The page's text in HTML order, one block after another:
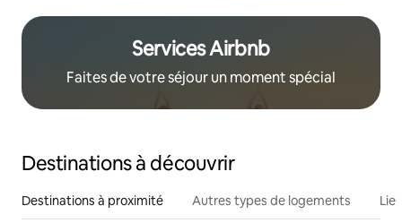
Services Airbnb
Faites de votre séjour un moment spécial
Destinations à découvrir
Destinations à proximité Autres types de logements